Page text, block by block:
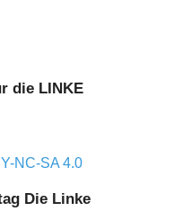
die LINKE
Die Linke